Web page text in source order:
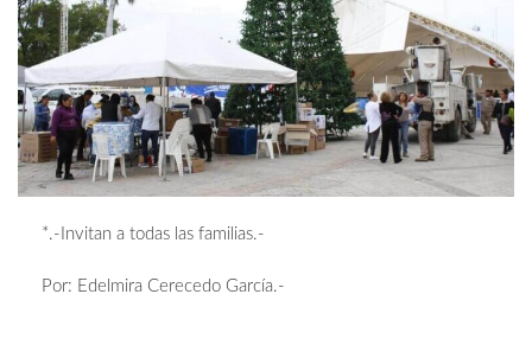
*.-Invitan a todas las familias.-
Por: Edelmira Cerecedo García.-